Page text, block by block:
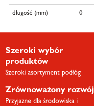
długość (mm) 0
Szeroki wybór
produktów
Szeroki asortyment podłóg
Zrównoważony rozwój
Przyjazne dla środowiska i